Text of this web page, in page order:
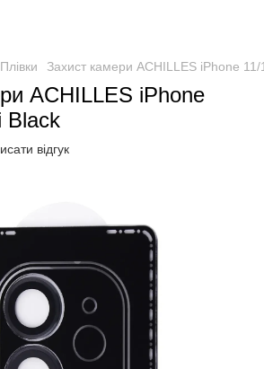
Захист камери ACHILLES iPhone
ACHILLES iPhone
Black
відгук